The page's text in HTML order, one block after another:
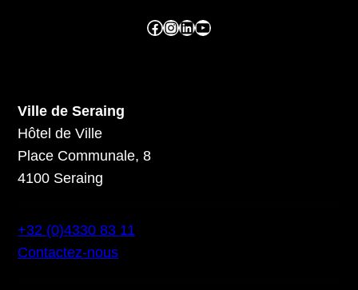
Facebook ville de seraing Instragram ville de seraing linkedin – ville de seraing YouTube
Ville de Seraing
Hôtel de Ville
Place Communale, 8
4100 Seraing
+32 (0)4330 83 11
Contactez-nous